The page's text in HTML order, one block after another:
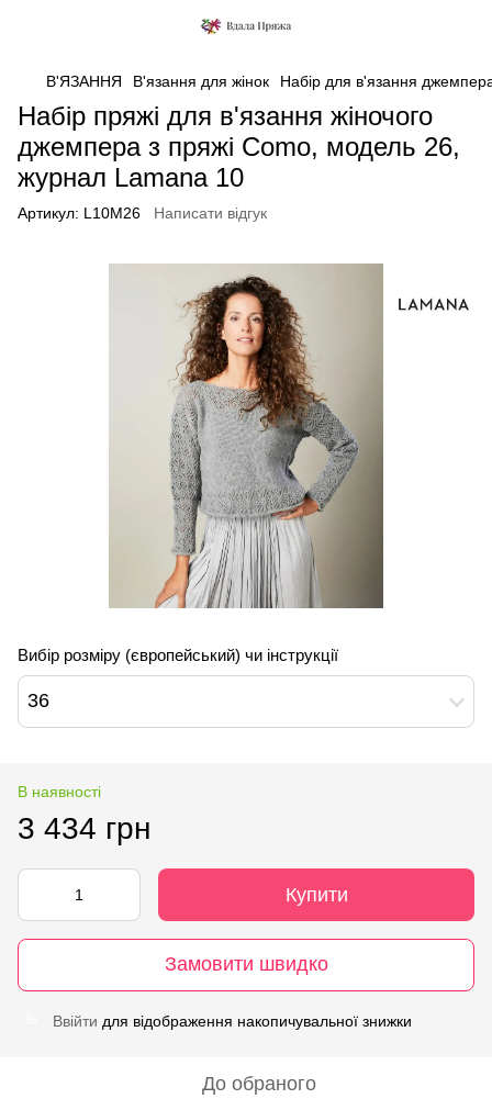
В'ЯЗАННЯ В'язання для жінок Набір для в'язання
Набір пряжі для в'язання жіночого
джемпера з пряжі Como, модель 26,
журнал Lamana 10
Артикул: L10M26 Написати відгук
Вибір розміру (європейський) чи інструкції
36
В наявності
3 434 грн
Купити
Замовити швидко
Ввійти для відображення накопичувальної знижки
До обраного